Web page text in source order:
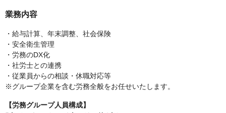
業務内容
・給与計算、年末調整、社会保険
・安全衛生管理
・労務のDX化
・社労士との連携
・従業員からの相談・休職対応等
※グループ企業を含む労務全般をお任せいたします。
【労務グループ人員構成】